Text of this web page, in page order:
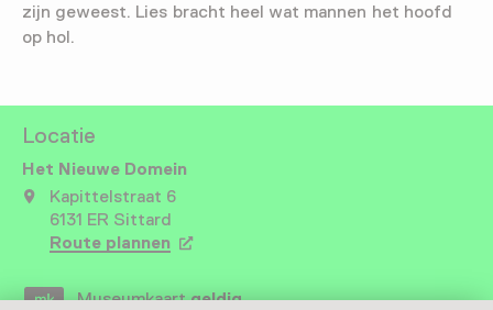
zijn geweest. Lies bracht heel wat mannen het hoofd
op hol.
Locatie
Het Nieuwe Domein
Kapittelstraat 6
6131 ER Sittard
Route plannen Opent in een nieuw tabblad
Museumkaartgeldig